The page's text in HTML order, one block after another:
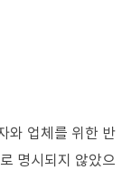
와 업체를 위한 반
명시되지 않았으